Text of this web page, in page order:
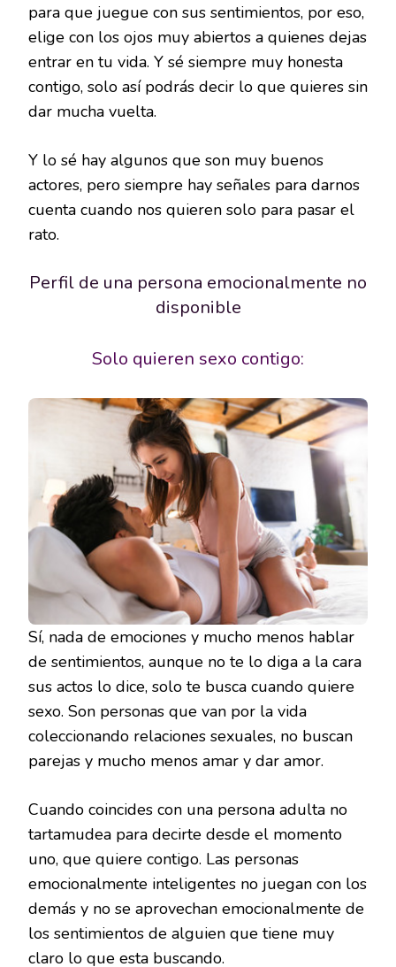
para que juegue con sus sentimientos, por eso,
elige con los ojos muy abiertos a quienes dejas
entrar en tu vida. Y sé siempre muy honesta
contigo, solo así podrás decir lo que quieres sin
dar mucha vuelta.
Y lo sé hay algunos que son muy buenos
actores, pero siempre hay señales para darnos
cuenta cuando nos quieren solo para pasar el
rato.
Perfil de una persona emocionalmente no
disponible
Solo quieren sexo contigo:
Sí, nada de emociones y mucho menos hablar
de sentimientos, aunque no te lo diga a la cara
sus actos lo dice, solo te busca cuando quiere
sexo. Son personas que van por la vida
coleccionando relaciones sexuales, no buscan
parejas y mucho menos amar y dar amor.
Cuando coincides con una persona adulta no
tartamudea para decirte desde el momento
uno, que quiere contigo. Las personas
emocionalmente inteligentes no juegan con los
demás y no se aprovechan emocionalmente de
los sentimientos de alguien que tiene muy
claro lo que esta buscando.